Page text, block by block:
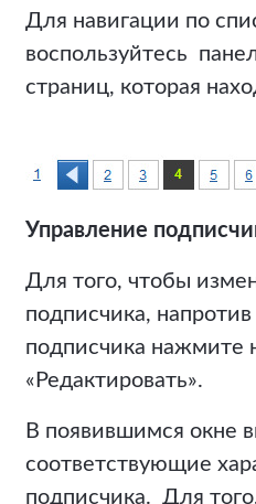
Для навигации по
воспользуйтесь
страниц, которая
Управление
Для того, чтобы
подписчика,
подписчика нажмите
«Редактировать».
В появившимся окне
соответствующие
подписчика. Для